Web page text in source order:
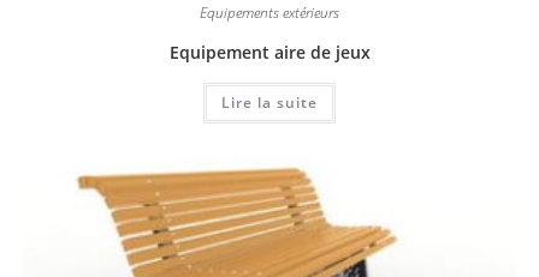
Equipements extérieurs
Equipement aire de jeux
Lire la suite